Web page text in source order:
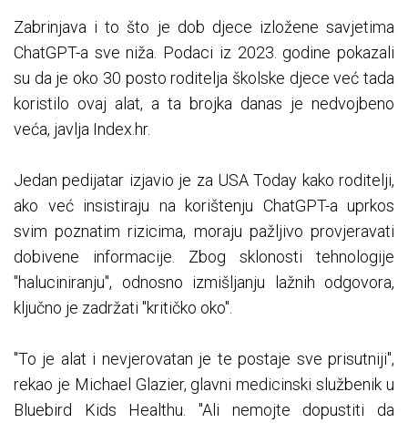
Zabrinjava i to što je dob djece izložene savjetima
ChatGPT-a sve niža. Podaci iz 2023. godine pokazali
su da je oko 30 posto roditelja školske djece već tada
koristilo ovaj alat, a ta brojka danas je nedvojbeno
veća, javlja Index.hr.
Jedan pedijatar izjavio je za USA Today kako roditelji,
ako već insistiraju na korištenju ChatGPT-a uprkos
svim poznatim rizicima, moraju pažljivo provjeravati
dobivene informacije. Zbog sklonosti tehnologije
"haluciniranju", odnosno izmišljanju lažnih odgovora,
ključno je zadržati "kritičko oko".
"To je alat i nevjerovatan je te postaje sve prisutniji",
rekao je Michael Glazier, glavni medicinski službenik u
Bluebird Kids Healthu. "Ali nemojte dopustiti da